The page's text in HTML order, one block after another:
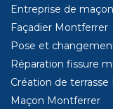
Entreprise de
Façadier Montferrer
Pose et
Réparation fissure
Création de
Maçon Montferrer